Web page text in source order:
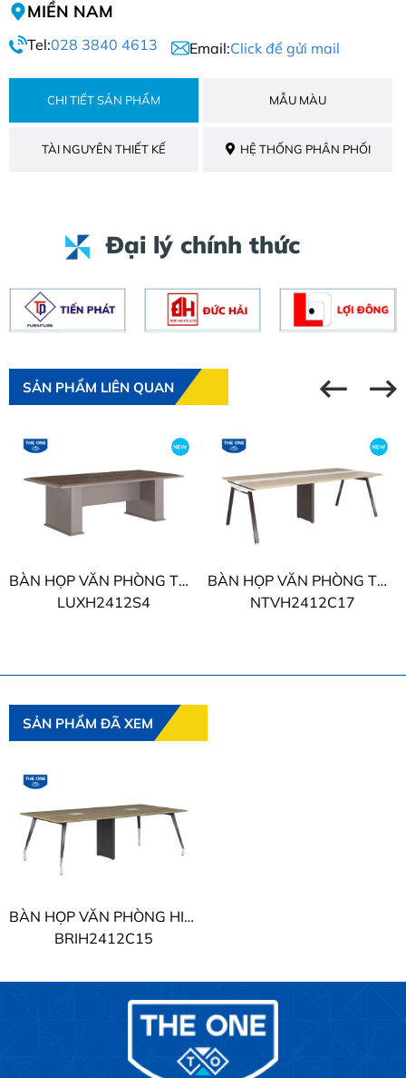
MIỀN NAM
Tel:028 3840 4613 Email:Click để gửi mail
CHI TIẾT SẢN PHẨM MẪU MÀU
TÀI NGUYÊN THIẾT KẾ HỆ THỐNG PHÂN PHỐI
Đại lý chính thức
SẢN PHẨM LIÊN QUAN
BÀN HỌP VĂN PHÒNG THE ONE LUXURY SUPREME
LUXH2412S4
BÀN HỌP VĂN PHÒNG THE ONE NTV
NTVH2412C17
SẢN PHẨM ĐÃ XEM
BÀN HỌP VĂN PHÒNG HIỆN ĐẠI THE ONE BRIGHT
BRIH2412C15